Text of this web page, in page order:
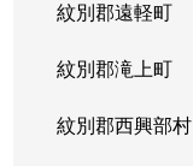
紋別郡遠軽町
紋別郡滝上町
紋別郡西興部村